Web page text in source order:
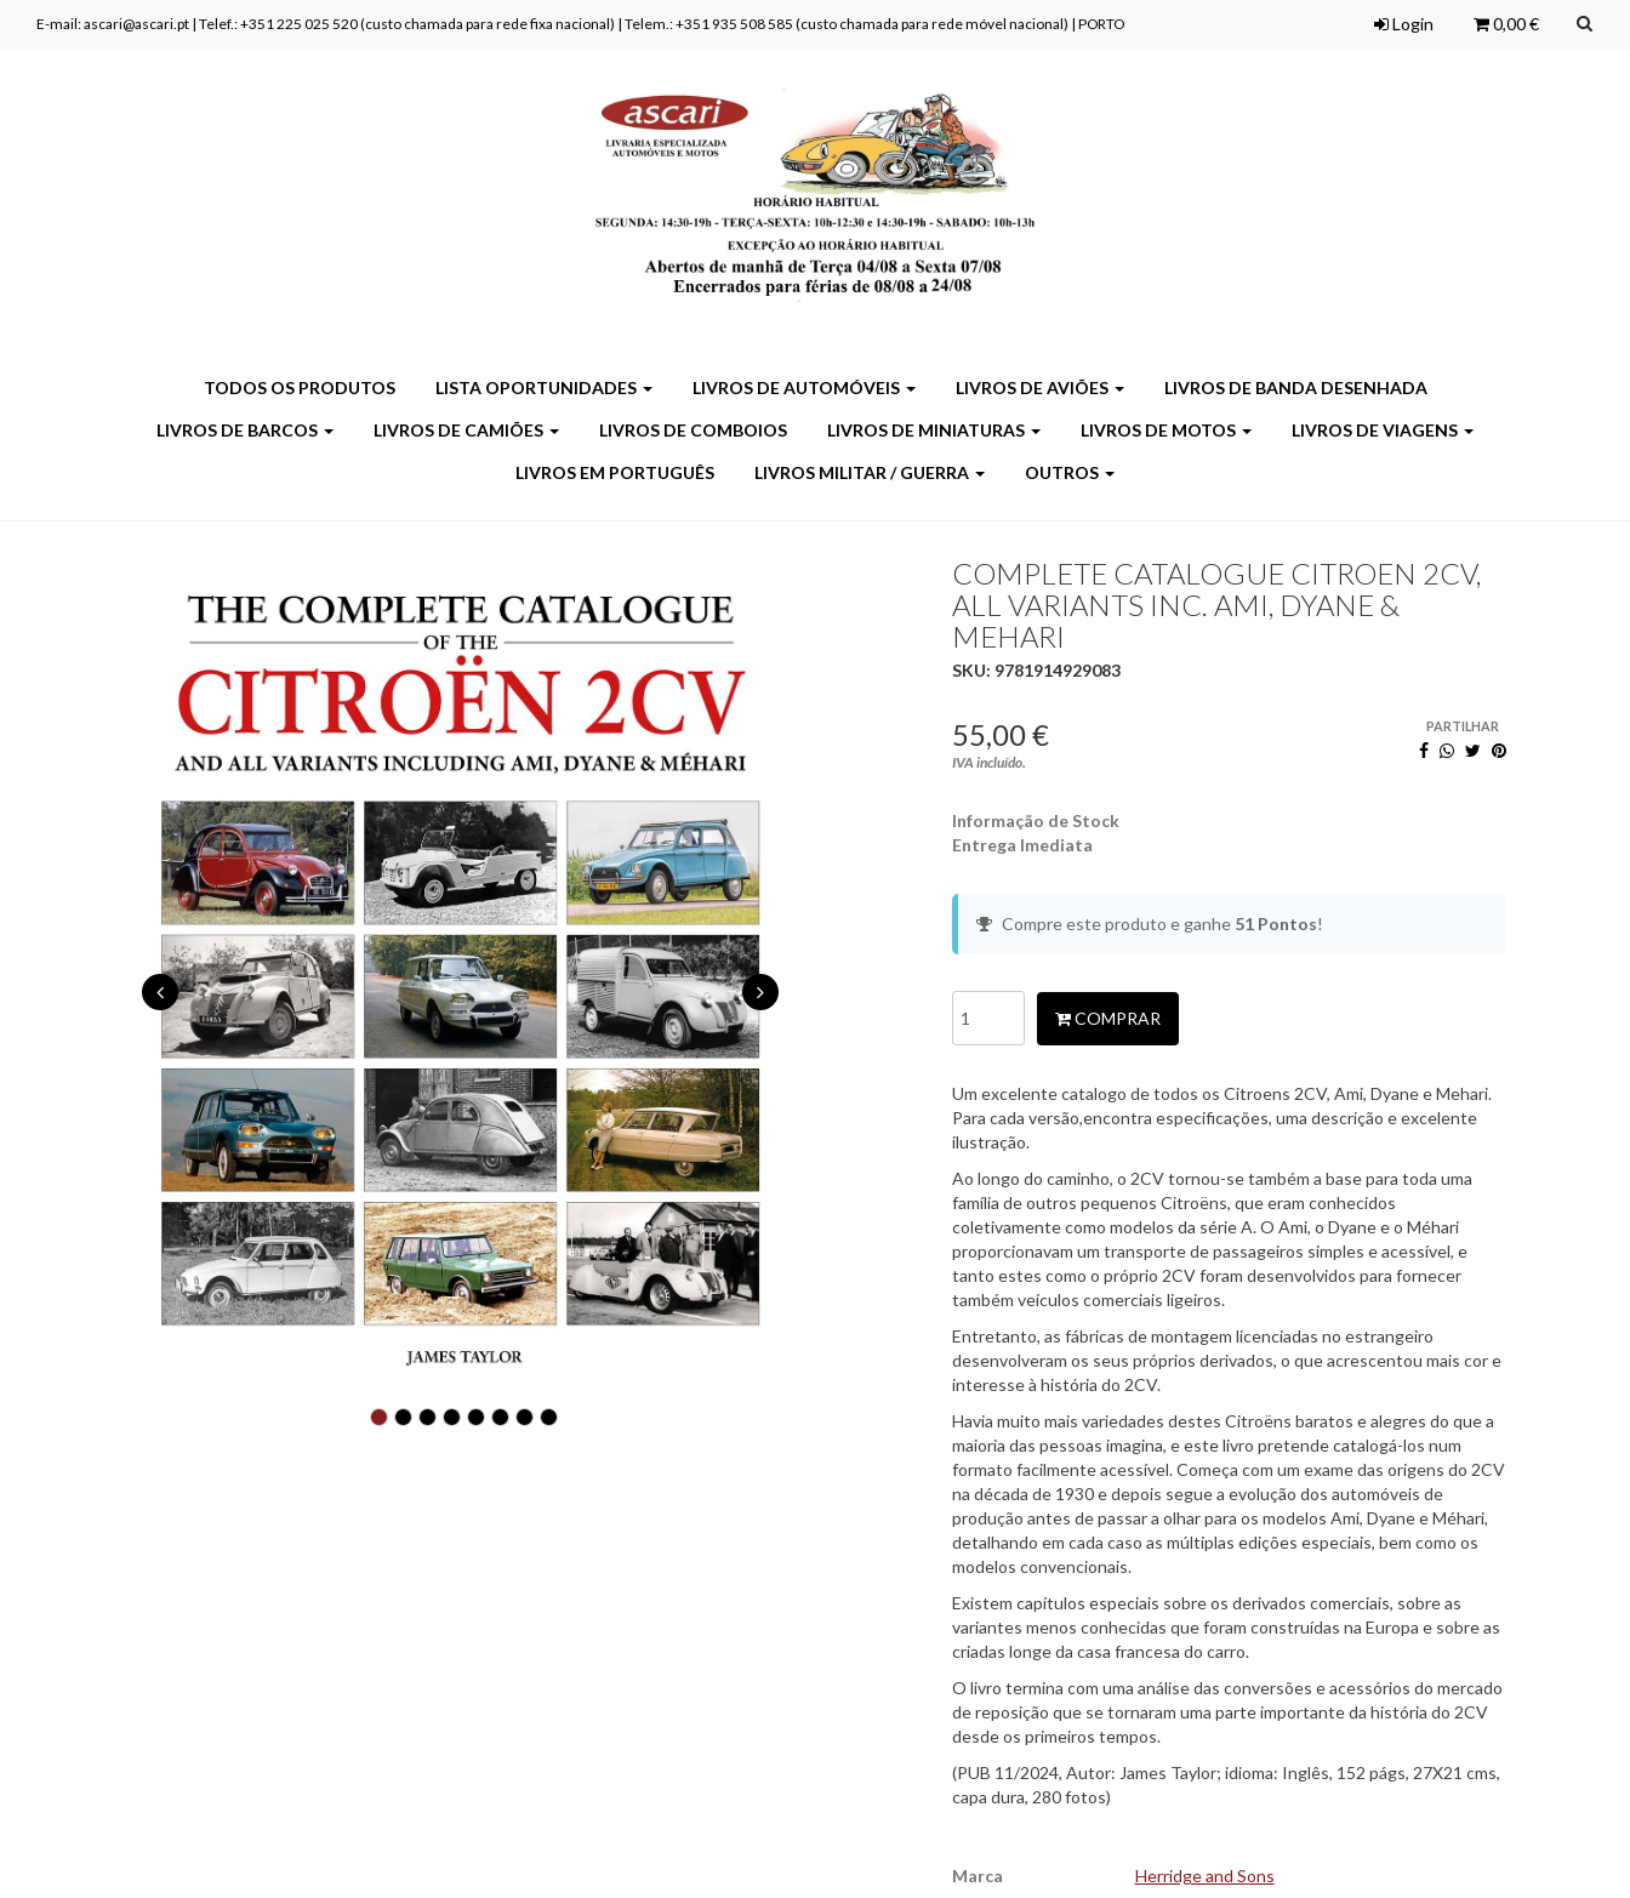
E-mail: ascari@ascari.pt | Telef.: +351 225 025 520 (custo chamada para rede fixa nacional) | Telem.: +351 935 508 585 (custo chamada para rede móvel nacional) | PORTO Login 0,00 €
TODOS OS PRODUTOS LISTA OPORTUNIDADES LIVROS DE AUTOMÓVEIS LIVROS DE AVIÕES LIVROS DE BANDA DESENHADA
LIVROS DE BARCOS LIVROS DE CAMIÕES LIVROS DE COMBOIOS LIVROS DE MINIATURAS LIVROS DE MOTOS LIVROS DE VIAGENS
LIVROS EM PORTUGUÊS LIVROS MILITAR / GUERRA OUTROS
COMPLETE CATALOGUE CITROEN 2CV,
ALL VARIANTS INC. AMI, DYANE &
MEHARI
SKU: 9781914929083
55,00 €
IVA incluído.
PARTILHAR
Informação de Stock
Entrega Imediata
Compre este produto e ganhe 51 Pontos!
COMPRAR
Um excelente catalogo de todos os Citroens 2CV, Ami, Dyane e Mehari.
Para cada versão,encontra especificações, uma descrição e excelente
ilustração.
Ao longo do caminho, o 2CV tornou-se também a base para toda uma
família de outros pequenos Citroëns, que eram conhecidos
coletivamente como modelos da série A. O Ami, o Dyane e o Méhari
proporcionavam um transporte de passageiros simples e acessível, e
tanto estes como o próprio 2CV foram desenvolvidos para fornecer
também veículos comerciais ligeiros.
Entretanto, as fábricas de montagem licenciadas no estrangeiro
desenvolveram os seus próprios derivados, o que acrescentou mais cor e
interesse à história do 2CV.
Havia muito mais variedades destes Citroëns baratos e alegres do que a
maioria das pessoas imagina, e este livro pretende catalogá-los num
formato facilmente acessível. Começa com um exame das origens do 2CV
na década de 1930 e depois segue a evolução dos automóveis de
produção antes de passar a olhar para os modelos Ami, Dyane e Méhari,
detalhando em cada caso as múltiplas edições especiais, bem como os
modelos convencionais.
Existem capítulos especiais sobre os derivados comerciais, sobre as
variantes menos conhecidas que foram construídas na Europa e sobre as
criadas longe da casa francesa do carro.
O livro termina com uma análise das conversões e acessórios do mercado
de reposição que se tornaram uma parte importante da história do 2CV
desde os primeiros tempos.
(PUB 11/2024, Autor: James Taylor; idioma: Inglês, 152 págs, 27X21 cms,
capa dura, 280 fotos)
Marca
Herridge and Sons